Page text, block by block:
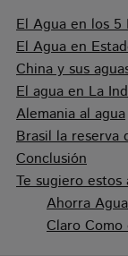
El Agua en los 5
El Agua en
China y sus
El agua en La
Alemania al agua
Brasil la reserva
Conclusión
Te sugiero estos
Ahorra
Claro